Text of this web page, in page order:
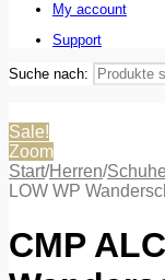
My account
Support
Suche nach:
Sale!
Zoom
Start/Herren/Schuhe
LOW WP
CMP